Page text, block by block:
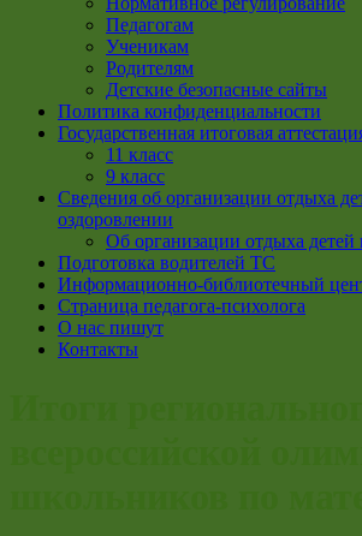
Педагогам
Ученикам
Родителям
Детские безопасные сайты
Политика конфиденциальности
Государственная итоговая
11 класс
9 класс
Сведения об организации отдыха
оздоровлении
Об организации отдыха детей
Подготовка водителей ТС
Информационно-библиотечный
Страница педагога-психолога
О нас пишут
Контакты